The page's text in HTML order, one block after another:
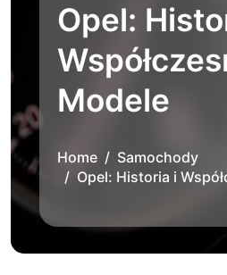
Opel:
Modele
Home
Samochody
Opel: Historia i